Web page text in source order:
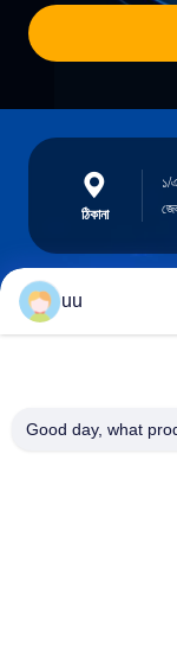
ঠিকানা
১/
uu
Good day, what